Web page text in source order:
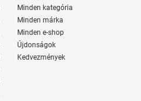
Minden kategória
Minden márka
Minden e-shop
Újdonságok
Kedvezmények